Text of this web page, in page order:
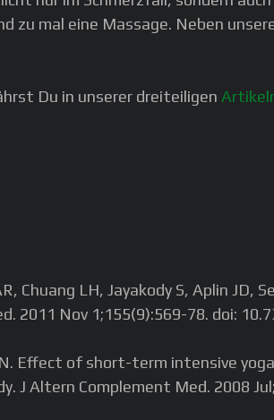
zu mal eine Massage. Neben
Du in unserer dreiteiligen
Chuang LH, Jayakody S, Aplin
2011 Nov 1;155(9):569-78. doi:
Effect of short-term intensive
J Altern Complement Med. 2008